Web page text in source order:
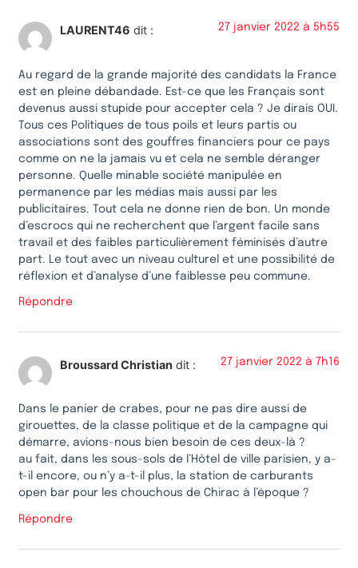
LAURENT46 dit : 27 janvier 2022 à 5h55
Au regard de la grande majorité des candidats la France
est en pleine débandade. Est-ce que les Français sont
devenus aussi stupide pour accepter cela ? Je dirais OUI.
Tous ces Politiques de tous poils et leurs partis ou
associations sont des gouffres financiers pour ce pays
comme on ne la jamais vu et cela ne semble déranger
personne. Quelle minable société manipulée en
permanence par les médias mais aussi par les
publicitaires. Tout cela ne donne rien de bon. Un monde
d’escrocs qui ne recherchent que l’argent facile sans
travail et des faibles particulièrement féminisés d’autre
part. Le tout avec un niveau culturel et une possibilité de
réflexion et d’analyse d’une faiblesse peu commune.
Répondre
Broussard Christian dit : 27 janvier 2022 à 7h16
Dans le panier de crabes, pour ne pas dire aussi de
girouettes, de la classe politique et de la campagne qui
démarre, avions-nous bien besoin de ces deux-là ?
au fait, dans les sous-sols de l’Hôtel de ville parisien, y a-
t-il encore, ou n’y a-t-il plus, la station de carburants
open bar pour les chouchous de Chirac à l’époque ?
Répondre